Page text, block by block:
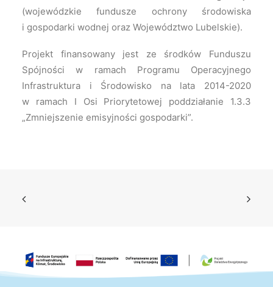
(wojewódzkie fundusze ochrony środowiska
i gospodarki wodnej oraz Województwo Lubelskie).
Projekt finansowany jest ze środków Funduszu
Spójności w ramach Programu Operacyjnego
Infrastruktura i Środowisko na lata 2014-2020
w ramach I Osi Priorytetowej poddziałanie 1.3.3
„Zmniejszenie emisyjności gospodarki”.